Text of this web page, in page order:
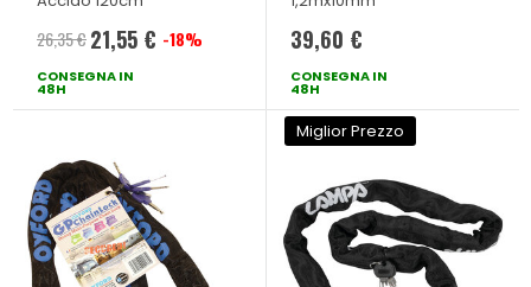
26,35 € Prezzo
speciale
21,55 € -18%
CONSEGNA IN
48H
39,60 €
CONSEGNA IN
48H
Miglior Prezzo